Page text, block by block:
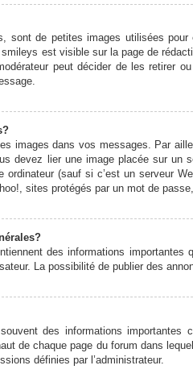
sont de petites images utilisées
est visible sur la page de
peut décider de les retirer
images dans vos messages. Par
devez lier une image placée sur un
ordinateur (sauf si c’est un serveur
sites protégés par un mot de
des informations
La possibilité de publier des
des informations
de chaque page du forum dans
définies par l’administrateur.